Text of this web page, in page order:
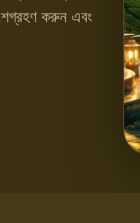
করুন এবং